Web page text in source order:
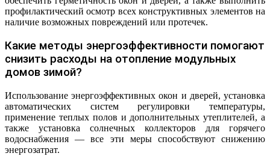
профилактический осмотр всех конструктивных элементов на
наличие возможных повреждений или протечек.
Какие методы энергоэффективности помогают
снизить расходы на отопление модульных
домов зимой?
Использование энергоэффективных окон и дверей, установка
автоматических систем регулировки температуры,
применение теплых полов и дополнительных утеплителей, а
также установка солнечных коллекторов для горячего
водоснабжения — все эти меры способствуют снижению
энергозатрат.